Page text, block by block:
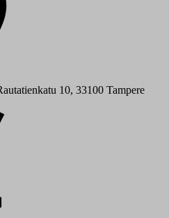
10, 33100 Tampere